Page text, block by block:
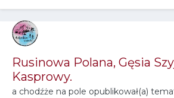
Rusinowa Polana, Gęsia
Kasprowy.
a chodźże na pole opublikował(a)